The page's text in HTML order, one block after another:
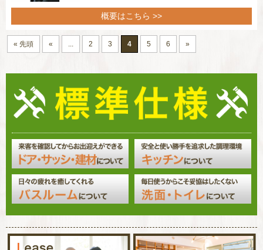
概要はこちら >>
« 先頭 « 2 3 4 5 6 »